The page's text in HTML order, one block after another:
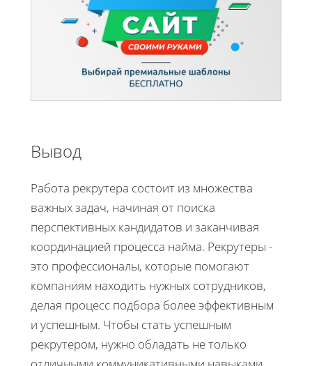
Вывод
Работа рекрутера состоит из множества
важных задач, начиная от поиска
перспективных кандидатов и заканчивая
координацией процесса найма. Рекрутеры -
это профессионалы, которые помогают
компаниям находить нужных сотрудников,
делая процесс подбора более эффективным
и успешным. Чтобы стать успешным
рекрутером, нужно обладать не только